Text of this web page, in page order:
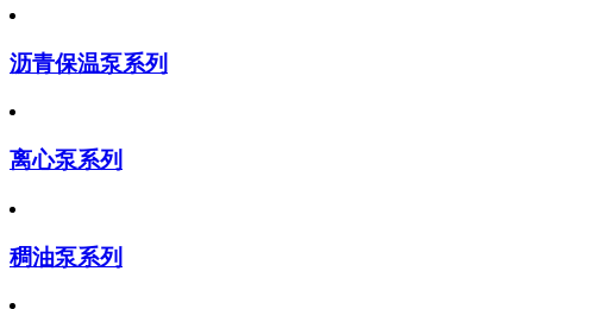
沥青保温泵系列
离心泵系列
稠油泵系列